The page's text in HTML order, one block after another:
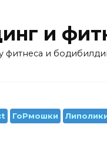
и
фитнеса и
ГоРмошки